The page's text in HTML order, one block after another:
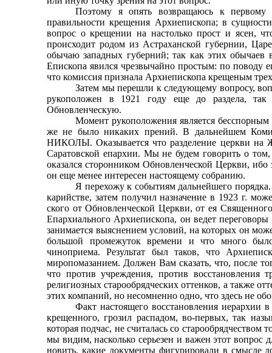
Поэтому я опять возвращаюсь к
правильности крещения Архиепископа; в
вопрос о крещении на настолько прост и ясен,
происходит родом из Астраханской губернии,
обычаю западных губерний; так как этих
Епископа явился чрезвычайно простым: по поводу
что комиссия признала Архиепископа крещеным
Затем мы перешли к следующему вопросу,
рукоположен в 1921 году еще до раздела,
Обновленческую.
Момент рукоположения является
же не было никаких прений. В дальнейшем
НИКОЛЫ. Оказывается что разделение церкви на
Саратовской епархии. Мы не будем говорить о
оказался сторон­ником Обновленческой Церкви,
он еще менее интересен настоящему собранию.
Я перехожу к событиям дальнейшего
карийстве, затем получил назначение в 1923 г.
ского от Обновленческой Церкви, от ея
Епархиального Архиепископа, он ведет переговоры
занимается выяснением условий, на которых он
большой промежуток времени и что много было
чиноприема. Результат был таков, что
миропома­занием. Должен Вам сказать, что, после
что про­тив учреждения, против восстановления
религиозных старообрядческих оттенков, а также
этих компа­ний, но несомненно одно, что здесь не
Факт настоящего восстановления иерархии
крещенного, грозил распадом, во-первых, так
которая подчас, не считалась со
мы видим, насколько серьезен и важен этот
новить, какие документы фигурировали в смысле